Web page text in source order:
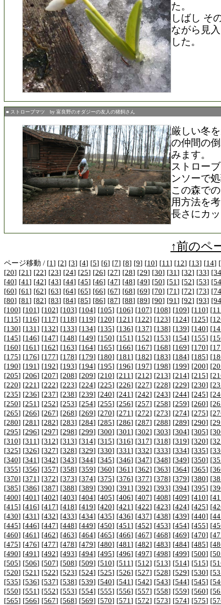
た。
しばし そ
ながら見
した。
■ ストローブマツ by 富良野のオダジーの友人の猪飼さん
厳しい冬
の仲間の
みます。
ストロー
ンソーで
この森で
用方法を
長さにカ
↑前のペ
ページ移動 / [1] [2] [3] [4] [5] [6] [7] [8] [9] [10] [11] [12] [13] [14] [
[20] [21] [22] [23] [24] [25] [26] [27] [28] [29] [30] [31] [32] [33] [34
[40] [41] [42] [43] [44] [45] [46] [47] [48] [49] [50] [51] [52] [53] [54
[60] [61] [62] [63] [64] [65] [66] [67] [68] [69] [70] [71] [72] [73] [74
[80] [81] [82] [83] [84] [85] [86] [87] [88] [89] [90] [91] [92] [93] [94
[100] [101] [102] [103] [104] [105] [106] [107] [108] [109] [110] [
[115] [116] [117] [118] [119] [120] [121] [122] [123] [124] [125] [
[130] [131] [132] [133] [134] [135] [136] [137] [138] [139] [140] [
[145] [146] [147] [148] [149] [150] [151] [152] [153] [154] [155] [
[160] [161] [162] [163] [164] [165] [166] [167] [168] [169] [170] [
[175] [176] [177] [178] [179] [180] [181] [182] [183] [184] [185] [
[190] [191] [192] [193] [194] [195] [196] [197] [198] [199] [200] [
[205] [206] [207] [208] [209] [210] [211] [212] [213] [214] [215] [
[220] [221] [222] [223] [224] [225] [226] [227] [228] [229] [230] [
[235] [236] [237] [238] [239] [240] [241] [242] [243] [244] [245] [
[250] [251] [252] [253] [254] [255] [256] [257] [258] [259] [260] [
[265] [266] [267] [268] [269] [270] [271] [272] [273] [274] [275] [
[280] [281] [282] [283] [284] [285] [286] [287] [288] [289] [290] [
[295] [296] [297] [298] [299] [300] [301] [302] [303] [304] [305] [
[310] [311] [312] [313] [314] [315] [316] [317] [318] [319] [320] [
[325] [326] [327] [328] [329] [330] [331] [332] [333] [334] [335] [
[340] [341] [342] [343] [344] [345] [346] [347] [348] [349] [350] [
[355] [356] [357] [358] [359] [360] [361] [362] [363] [364] [365] [
[370] [371] [372] [373] [374] [375] [376] [377] [378] [379] [380] [
[385] [386] [387] [388] [389] [390] [391] [392] [393] [394] [395] [
[400] [401] [402] [403] [404] [405] [406] [407] [408] [409] [410] [
[415] [416] [417] [418] [419] [420] [421] [422] [423] [424] [425] [
[430] [431] [432] [433] [434] [435] [436] [437] [438] [439] [440] [
[445] [446] [447] [448] [449] [450] [451] [452] [453] [454] [455] [
[460] [461] [462] [463] [464] [465] [466] [467] [468] [469] [470] [
[475] [476] [477] [478] [479] [480] [481] [482] [483] [484] [485] [
[490] [491] [492] [493] [494] [495] [496] [497] [498] [499] [500] [
[505] [506] [507] [508] [509] [510] [511] [512] [513] [514] [515] [
[520] [521] [522] [523] [524] [525] [526] [527] [528] [529] [530] [
[535] [536] [537] [538] [539] [540] [541] [542] [543] [544] [545] [
[550] [551] [552] [553] [554] [555] [556] [557] [558] [559] [560] [
[565] [566] [567] [568] [569] [570] [571] [572] [573] [574] [575] [